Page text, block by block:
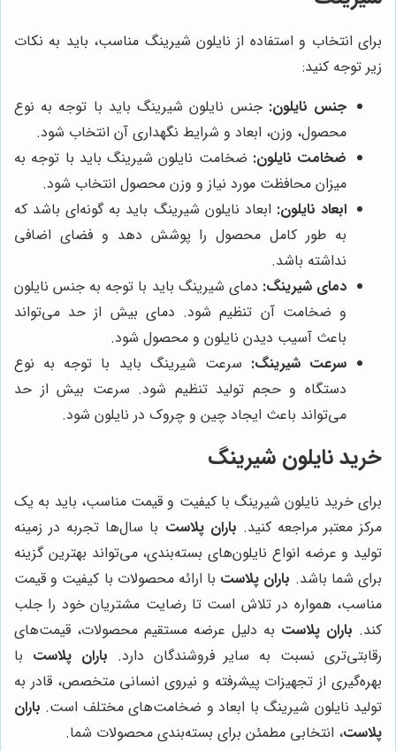
برای انتخاب و استفاده از نایلون شیرینگ مناسب، باید به نکات
زیر توجه کنید:
جنس نایلون: جنس نایلون شیرینگ باید با توجه به نوع
محصول، وزن، ابعاد و شرایط نگهداری آن انتخاب شود.
ضخامت نایلون: ضخامت نایلون شیرینگ باید با توجه به
میزان محافظت مورد نیاز و وزن محصول انتخاب شود.
ابعاد نایلون: ابعاد نایلون شیرینگ باید به گونه‌ای باشد که
به طور کامل محصول را پوشش دهد و فضای اضافی
نداشته باشد.
دمای شیرینگ: دمای شیرینگ باید با توجه به جنس نایلون
و ضخامت آن تنظیم شود. دمای بیش از حد می‌تواند
باعث آسیب دیدن نایلون و محصول شود.
سرعت شیرینگ: سرعت شیرینگ باید با توجه به نوع
دستگاه و حجم تولید تنظیم شود. سرعت بیش از حد
می‌تواند باعث ایجاد چین و چروک در نایلون شود.
خرید نایلون شیرینگ
برای خرید نایلون شیرینگ با کیفیت و قیمت مناسب، باید به یک
مرکز معتبر مراجعه کنید. باران پلاست با سال‌ها تجربه در زمینه
تولید و عرضه انواع نایلون‌های بسته‌بندی، می‌تواند بهترین گزینه
برای شما باشد. باران پلاست با ارائه محصولات با کیفیت و قیمت
مناسب، همواره در تلاش است تا رضایت مشتریان خود را جلب
کند. باران پلاست به دلیل عرضه مستقیم محصولات، قیمت‌های
رقابتی‌تری نسبت به سایر فروشندگان دارد. باران پلاست با
بهره‌گیری از تجهیزات پیشرفته و نیروی انسانی متخصص، قادر به
تولید نایلون شیرینگ با ابعاد و ضخامت‌های مختلف است. باران
پلاست، انتخابی مطمئن برای بسته‌بندی محصولات شما.